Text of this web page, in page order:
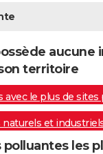
aucune
territoire
avec le plus de sites
naturels et
les